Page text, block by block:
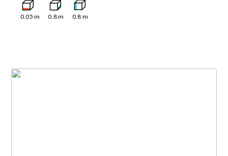
0.05 m 0.8m 0.8 m